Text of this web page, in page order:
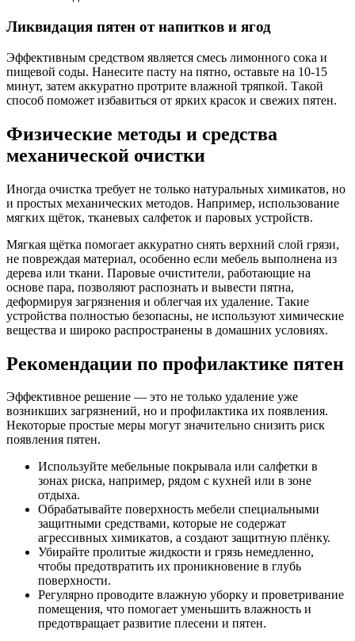
Ликвидация пятен от напитков и ягод
Эффективным средством является смесь лимонного сока и
пищевой соды. Нанесите пасту на пятно, оставьте на 10-15
минут, затем аккуратно протрите влажной тряпкой. Такой
способ поможет избавиться от ярких красок и свежих пятен.
Физические методы и средства
механической очистки
Иногда очистка требует не только натуральных химикатов, но
и простых механических методов. Например, использование
мягких щёток, тканевых салфеток и паровых устройств.
Мягкая щётка помогает аккуратно снять верхний слой грязи,
не повреждая материал, особенно если мебель выполнена из
дерева или ткани. Паровые очистители, работающие на
основе пара, позволяют распознать и вывести пятна,
деформируя загрязнения и облегчая их удаление. Такие
устройства полностью безопасны, не используют химические
вещества и широко распространены в домашних условиях.
Рекомендации по профилактике пятен
Эффективное решение — это не только удаление уже
возникших загрязнений, но и профилактика их появления.
Некоторые простые меры могут значительно снизить риск
появления пятен.
Используйте мебельные покрывала или салфетки в
зонах риска, например, рядом с кухней или в зоне
отдыха.
Обрабатывайте поверхность мебели специальными
защитными средствами, которые не содержат
агрессивных химикатов, а создают защитную плёнку.
Убирайте пролитые жидкости и грязь немедленно,
чтобы предотвратить их проникновение в глубь
поверхности.
Регулярно проводите влажную уборку и проветривание
помещения, что помогает уменьшить влажность и
предотвращает развитие плесени и пятен.